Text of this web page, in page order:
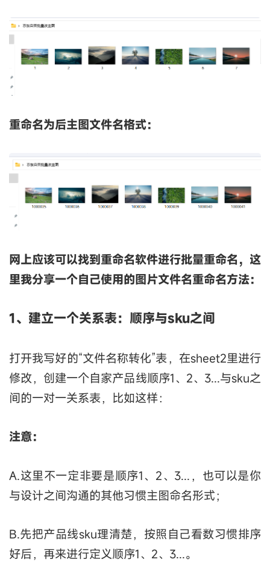
重命名为后主图文件名格式：
网上应该可以找到重命名软件进行批量重命名，这
里我分享一个自己使用的图片文件名重命名方法：
1、建立一个关系表：顺序与sku之间
打开我写好的“文件名称转化”表，在sheet2里进行
修改，创建一个自家产品线顺序1、2、3...与sku之
间的一对一关系表，比如这样：
注意：
A.这里不一定非要是顺序1、2、3...，也可以是你
与设计之间沟通的其他习惯主图命名形式；
B.先把产品线sku理清楚，按照自己看数习惯排序
好后，再来进行定义顺序1、2、3...。